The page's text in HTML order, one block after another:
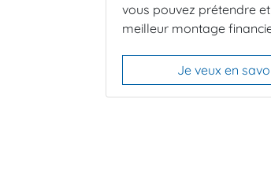
vous pouvez prétendre
meilleur montage
Je veux en